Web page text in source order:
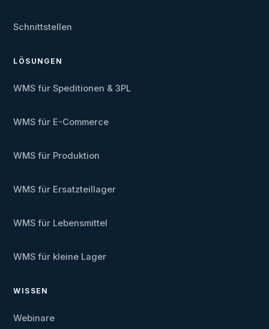
Schnittstellen
LÖSUNGEN
WMS für Speditionen & 3PL
WMS für E-Commerce
WMS für Produktion
WMS für Ersatzteillager
WMS für Lebensmittel
WMS für kleine Lager
WISSEN
Webinare